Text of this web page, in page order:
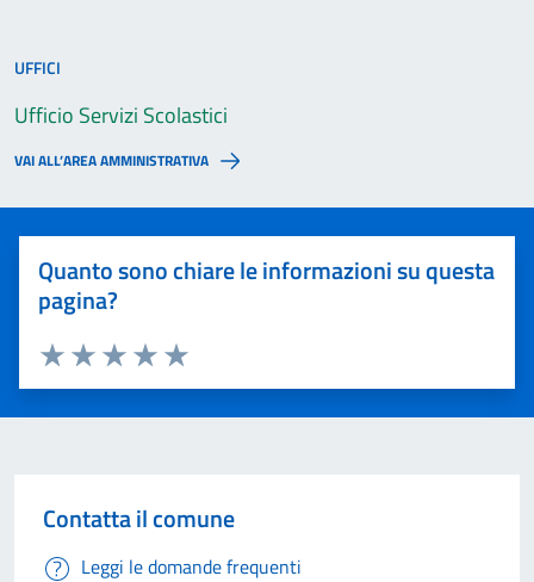
UFFICI
Ufficio Servizi Scolastici
VAI ALL’AREA AMMINISTRATIVA
Quanto sono chiare le informazioni su questa
pagina?
Valuta 5 stelle su 5
Valuta 4 stelle su 5
Valuta 3 stelle su 5
Valuta 2 stelle su 5
Valuta 1 stelle su 5
Contatta il comune
Leggi le domande frequenti